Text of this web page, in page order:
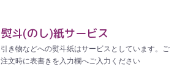
熨斗(のし)紙サービス
引き物などへの熨斗紙はサービスとしています。ご
注文時に表書きを入力欄へご入力ください